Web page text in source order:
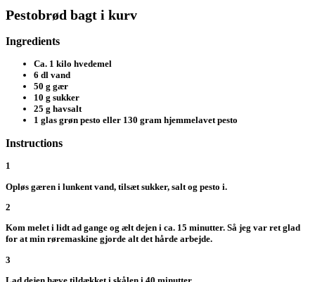
Pestobrød bagt i kurv
Ingredients
Ca. 1 kilo hvedemel
6 dl vand
50 g gær
10 g sukker
25 g havsalt
1 glas grøn pesto eller 130 gram hjemmelavet pesto
Instructions
1
Opløs gæren i lunkent vand, tilsæt sukker, salt og pesto i.
2
Kom melet i lidt ad gange og ælt dejen i ca. 15 minutter. Så jeg var ret glad
for at min røremaskine gjorde alt det hårde arbejde.
3